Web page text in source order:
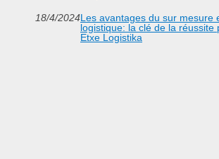
18/4/2024Les avantages du sur mesure
logistique: la clé de la réussite
Etxe Logistika